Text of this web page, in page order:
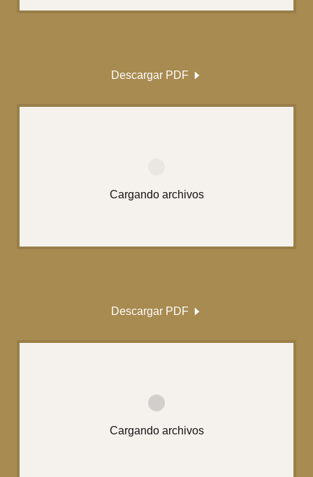
Descargar PDF
Cargando archivos
Descargar PDF
Cargando archivos